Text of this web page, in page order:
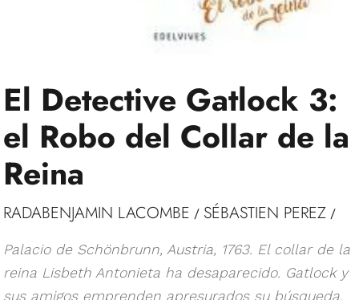
El Detective Gatlock 3:
el Robo del Collar de la
Reina
RADABENJAMIN LACOMBE / SÉBASTIEN PEREZ /
Palacio de Schönbrunn, Austria, 1763. El collar de la
reina Lisbeth Antonieta ha desaparecido. Gatlock y
sus amigos emprenden apresurados su búsqueda,